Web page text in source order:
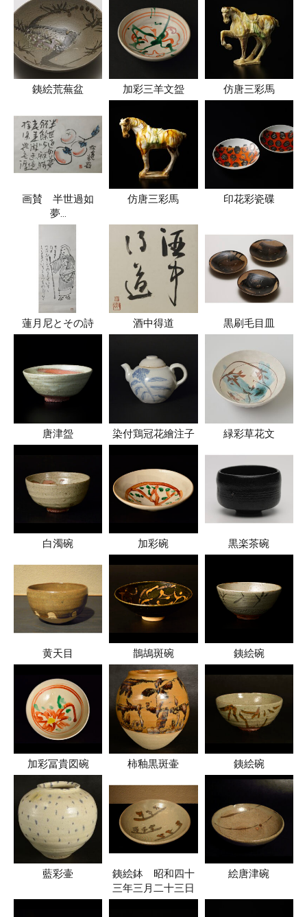
銕絵荒蕪盆 加彩三羊文盌 仿唐三彩馬
画賛 半世過如
夢…
仿唐三彩馬 印花彩瓷碟
蓮月尼とその詩 酒中得道 黒刷毛目皿
唐津盌 染付鶏冠花繪注子 緑彩草花文
白濁碗 加彩碗 黒楽茶碗
黄天目 鵲鴣斑碗 銕絵碗
加彩冨貴図碗 柿釉黒斑壷 銕絵碗
藍彩壷
銕絵鉢 昭和四十
三年三月二十三日
絵唐津碗